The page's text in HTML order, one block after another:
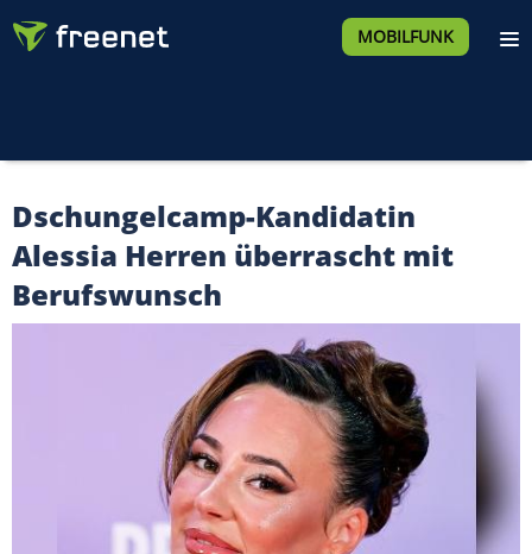
MOBILFUNK
Dschungelcamp-Kandidatin
Alessia Herren überrascht mit
Berufswunsch